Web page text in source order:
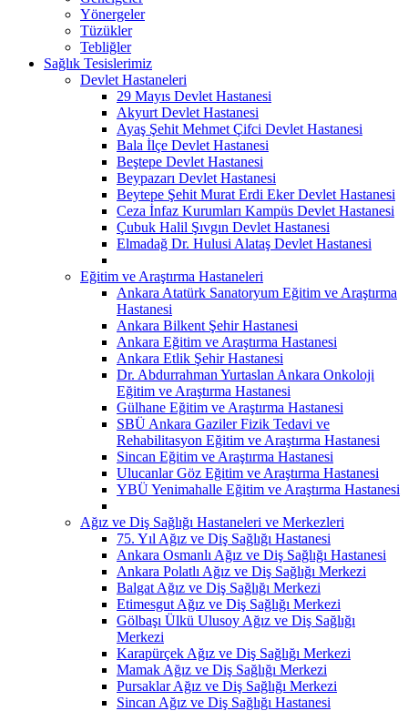
Yönergeler
Tüzükler
Tebliğler
Sağlık Tesislerimiz
Devlet Hastaneleri
29 Mayıs Devlet Hastanesi
Akyurt Devlet Hastanesi
Ayaş Şehit Mehmet Çifci Devlet Hastanesi
Bala İlçe Devlet Hastanesi
Beştepe Devlet Hastanesi
Beypazarı Devlet Hastanesi
Beytepe Şehit Murat Erdi Eker Devlet Hastanesi
Ceza İnfaz Kurumları Kampüs Devlet Hastanesi
Çubuk Halil Şıvgın Devlet Hastanesi
Elmadağ Dr. Hulusi Alataş Devlet Hastanesi
Eğitim ve Araştırma Hastaneleri
Ankara Atatürk Sanatoryum Eğitim ve Araştırma
Hastanesi
Ankara Bilkent Şehir Hastanesi
Ankara Eğitim ve Araştırma Hastanesi
Ankara Etlik Şehir Hastanesi
Dr. Abdurrahman Yurtaslan Ankara Onkoloji
Eğitim ve Araştırma Hastanesi
Gülhane Eğitim ve Araştırma Hastanesi
SBÜ Ankara Gaziler Fizik Tedavi ve
Rehabilitasyon Eğitim ve Araştırma Hastanesi
Sincan Eğitim ve Araştırma Hastanesi
Ulucanlar Göz Eğitim ve Araştırma Hastanesi
YBÜ Yenimahalle Eğitim ve Araştırma Hastanesi
Ağız ve Diş Sağlığı Hastaneleri ve Merkezleri
75. Yıl Ağız ve Diş Sağlığı Hastanesi
Ankara Osmanlı Ağız ve Diş Sağlığı Hastanesi
Ankara Polatlı Ağız ve Diş Sağlığı Merkezi
Balgat Ağız ve Diş Sağlığı Merkezi
Etimesgut Ağız ve Diş Sağlığı Merkezi
Gölbaşı Ülkü Ulusoy Ağız ve Diş Sağlığı
Merkezi
Karapürçek Ağız ve Diş Sağlığı Merkezi
Mamak Ağız ve Diş Sağlığı Merkezi
Pursaklar Ağız ve Diş Sağlığı Merkezi
Sincan Ağız ve Diş Sağlığı Hastanesi